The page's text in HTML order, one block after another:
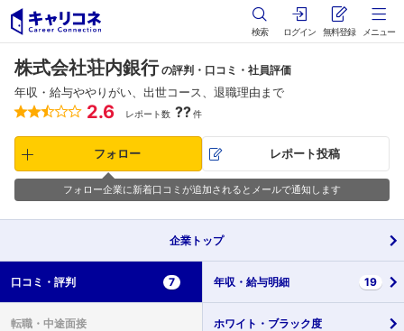
検索 ログイン 無料登録 メニュー
株式会社荘内銀行 の評判・口コミ・社員評価
年収・給与ややりがい、出世コース、退職理由まで
2.6 レポート数 ??件
フォロー レポート投稿
フォロー企業に新着口コミが追加されるとメールで通知します
企業 トップ
口コミ・ 評判 7 年収・ 給与明細 19
転職・ 中途面接 ホワイト・ ブラック度